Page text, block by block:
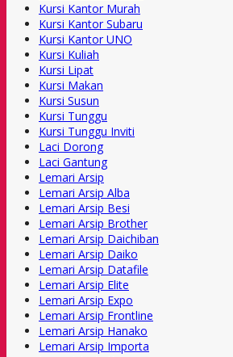
Kursi Kantor Murah
Kursi Kantor Subaru
Kursi Kantor UNO
Kursi Kuliah
Kursi Lipat
Kursi Makan
Kursi Susun
Kursi Tunggu
Kursi Tunggu Inviti
Laci Dorong
Laci Gantung
Lemari Arsip
Lemari Arsip Alba
Lemari Arsip Besi
Lemari Arsip Brother
Lemari Arsip Daichiban
Lemari Arsip Daiko
Lemari Arsip Datafile
Lemari Arsip Elite
Lemari Arsip Expo
Lemari Arsip Frontline
Lemari Arsip Hanako
Lemari Arsip Importa